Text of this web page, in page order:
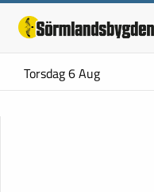
Torsdag 6 Aug